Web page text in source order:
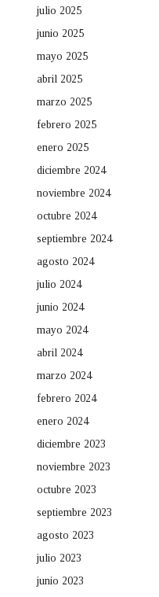
julio 2025
junio 2025
mayo 2025
abril 2025
marzo 2025
febrero 2025
enero 2025
diciembre 2024
noviembre 2024
octubre 2024
septiembre 2024
agosto 2024
julio 2024
junio 2024
mayo 2024
abril 2024
marzo 2024
febrero 2024
enero 2024
diciembre 2023
noviembre 2023
octubre 2023
septiembre 2023
agosto 2023
julio 2023
junio 2023